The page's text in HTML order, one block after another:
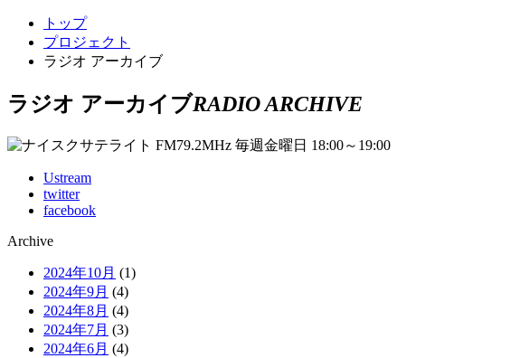
トップ
プロジェクト
ラジオ アーカイブ
ラジオ アーカイブRADIO ARCHIVE
Ustream
twitter
facebook
Archive
2024年10月 (1)
2024年9月 (4)
2024年8月 (4)
2024年7月 (3)
2024年6月 (4)